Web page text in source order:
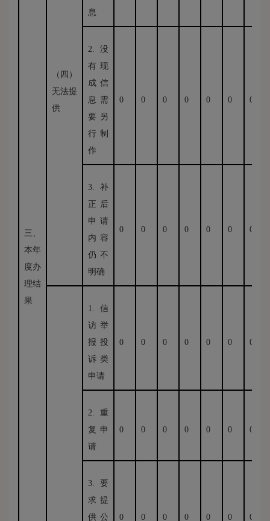
三、
本年
度办
理结
果
（四）
无法提
供
息
2.没
有现
成信
息需
要另
行制
作
0 0 0 0 0 0 0
3.补
正后
申请
内容
仍不
明确
0 0 0 0 0 0 0
1.信
访举
报投
诉类
申请
0 0 0 0 0 0 0
2.重
复申
请
0 0 0 0 0 0 0
3.要
求提
供公
0 0 0 0 0 0 0